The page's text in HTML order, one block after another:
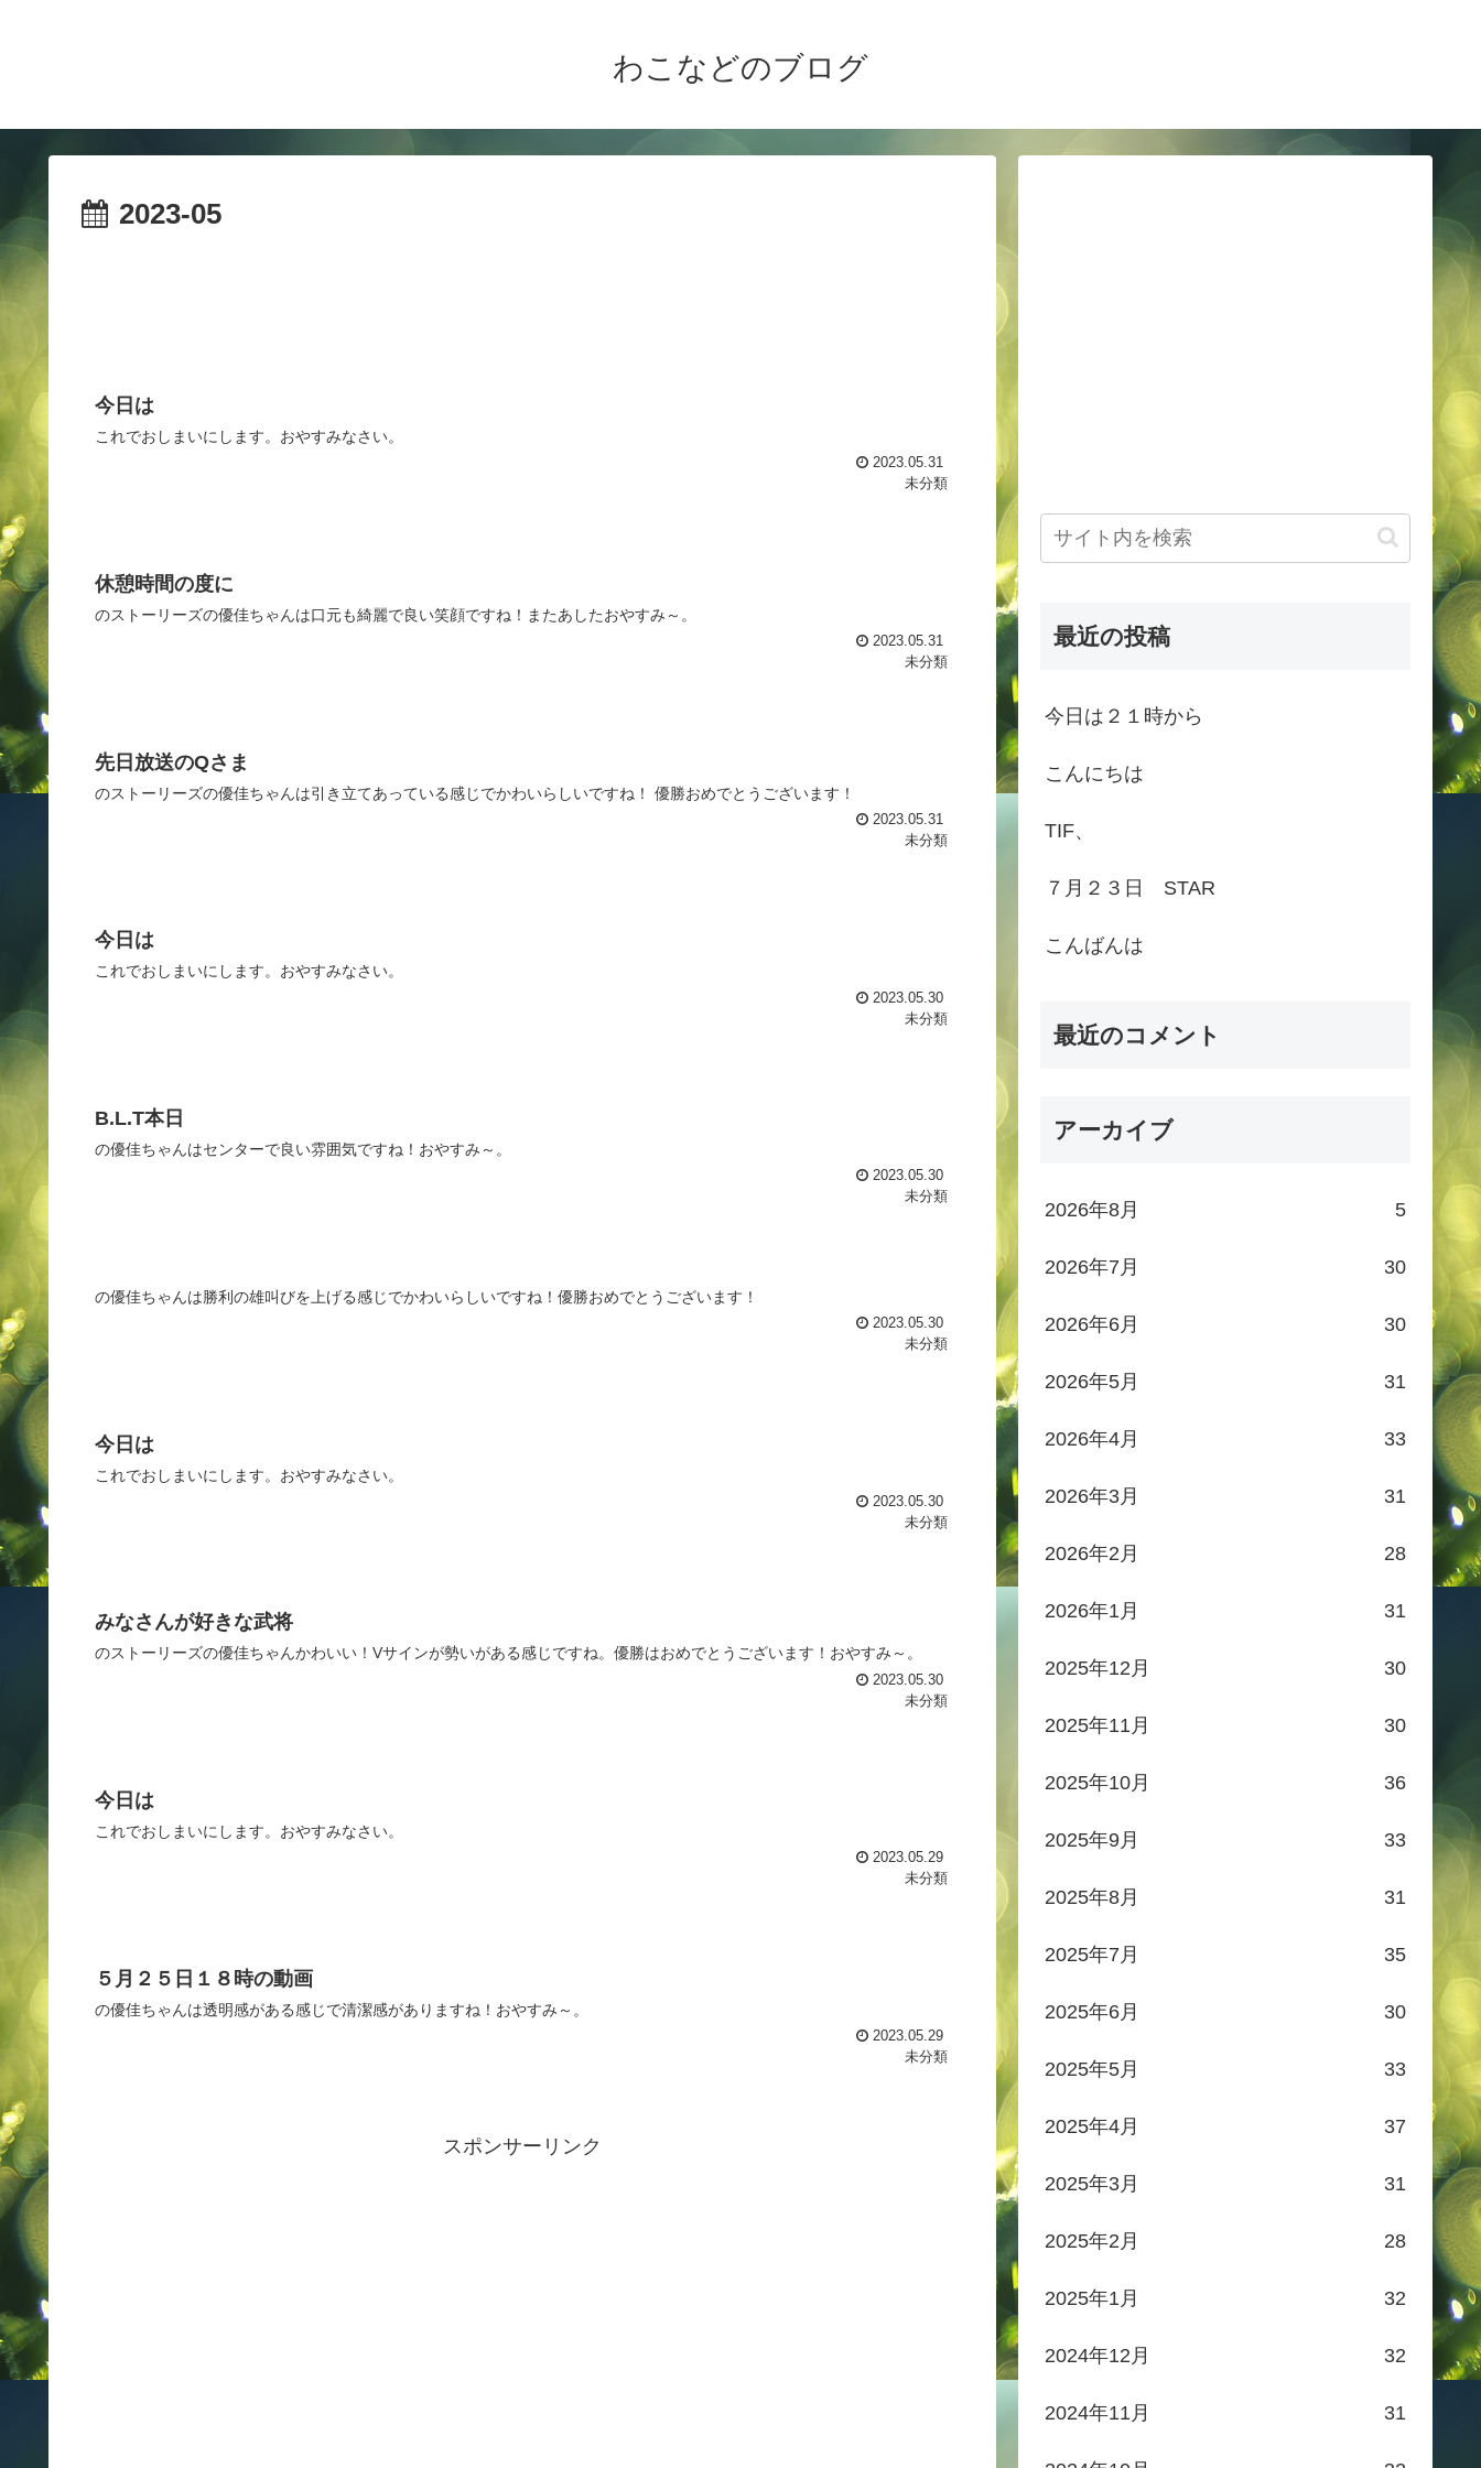
わこなどのブログ
2023-05
今日は
これでおしまいにします。おやすみなさい。
2023.05.31
未分類
休憩時間の度に
のストーリーズの優佳ちゃんは口元も綺麗で良い笑顔ですね！またあしたおやすみ～。
2023.05.31
未分類
先日放送のQさま
のストーリーズの優佳ちゃんは引き立てあっている感じでかわいらしいですね！ 優勝おめでとうございます！
2023.05.31
未分類
今日は
これでおしまいにします。おやすみなさい。
2023.05.30
未分類
B.L.T本日
の優佳ちゃんはセンターで良い雰囲気ですね！おやすみ～。
2023.05.30
未分類
の優佳ちゃんは勝利の雄叫びを上げる感じでかわいらしいですね！優勝おめでとうございます！
2023.05.30
未分類
今日は
これでおしまいにします。おやすみなさい。
2023.05.30
未分類
みなさんが好きな武将
のストーリーズの優佳ちゃんかわいい！Vサインが勢いがある感じですね。優勝はおめでとうございます！おやすみ～。
2023.05.30
未分類
今日は
これでおしまいにします。おやすみなさい。
2023.05.29
未分類
５月２５日１８時の動画
の優佳ちゃんは透明感がある感じで清潔感がありますね！おやすみ～。
2023.05.29
未分類
スポンサーリンク
最近の投稿
今日は２１時から
こんにちは
TIF、
７月２３日 STAR
こんばんは
最近のコメント
アーカイブ
2026年8月 5
2026年7月 30
2026年6月 30
2026年5月 31
2026年4月 33
2026年3月 31
2026年2月 28
2026年1月 31
2025年12月 30
2025年11月 30
2025年10月 36
2025年9月 33
2025年8月 31
2025年7月 35
2025年6月 30
2025年5月 33
2025年4月 37
2025年3月 31
2025年2月 28
2025年1月 32
2024年12月 32
2024年11月 31